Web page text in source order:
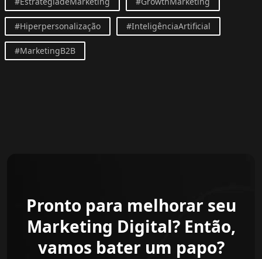
#Hiperpersonalização #InteligênciaArtificial
#MarketingB2B
Pronto para melhorar seu
Marketing Digital? Então,
vamos bater um papo?